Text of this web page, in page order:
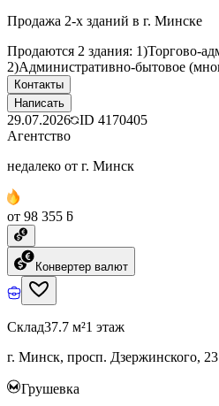
Продажа 2-х зданий в г. Минске
Продаются 2 здания: 1)Торгово-
2)Административно-бытовое
Контакты
Написать
29.07.2026 ID 4170405
Агентство
недалеко от г. Минск
от 98 355 ƃ
Конвертер валют
Склад37.7 м²1 этаж
г. Минск, просп. Дзержинского, 23
Грушевка